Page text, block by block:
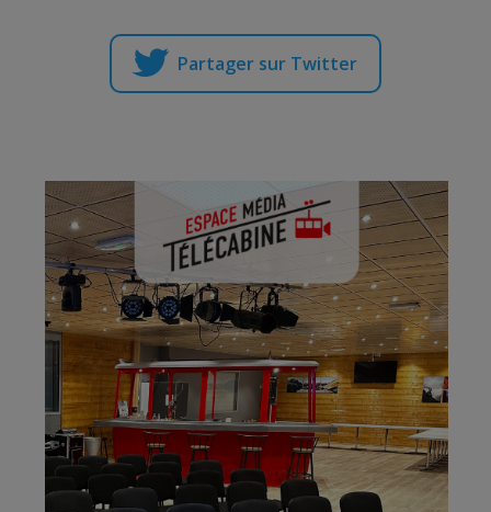
Partager sur Twitter